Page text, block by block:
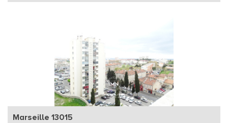
Marseille 13015